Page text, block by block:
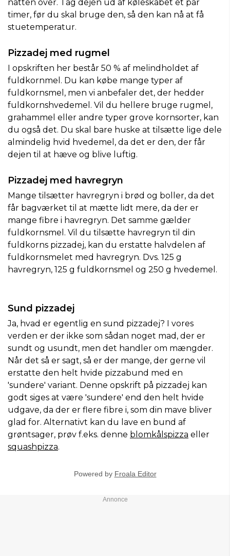
natten over. Tag dejen ud af køleskabet et par
timer, før du skal bruge den, så den kan nå at få
stuetemperatur.
Pizzadej med rugmel
I opskriften her består 50 % af melindholdet af
fuldkornmel. Du kan købe mange typer af
fuldkornsmel, men vi anbefaler det, der hedder
fuldkornshvedemel. Vil du hellere bruge rugmel,
grahammel eller andre typer grove kornsorter, kan
du også det. Du skal bare huske at tilsætte lige dele
almindelig hvid hvedemel, da det er den, der får
dejen til at hæve og blive luftig.
Pizzadej med havregryn
Mange tilsætter havregryn i brød og boller, da det
får bagværket til at mætte lidt mere, da der er
mange fibre i havregryn. Det samme gælder
fuldkornsmel. Vil du tilsætte havregryn til din
fuldkorns pizzadej, kan du erstatte halvdelen af
fuldkornsmelet med havregryn. Dvs. 125 g
havregryn, 125 g fuldkornsmel og 250 g hvedemel.
Sund pizzadej
Ja, hvad er egentlig en sund pizzadej? I vores
verden er der ikke som sådan noget mad, der er
sundt og usundt, men det handler om mængder.
Når det så er sagt, så er der mange, der gerne vil
erstatte den helt hvide pizzabund med en
'sundere' variant. Denne opskrift på pizzadej kan
godt siges at være 'sundere' end den helt hvide
udgave, da der er flere fibre i, som din mave bliver
glad for. Alternativt kan du lave en bund af
grøntsager, prøv f.eks. denne blomkålspizza eller
squashpizza.
Powered by Froala Editor